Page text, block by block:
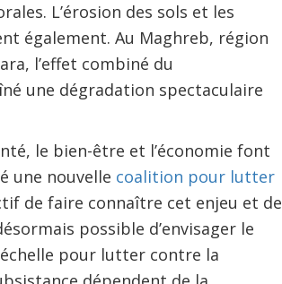
L’érosion des sols et les
également. Au Maghreb, région
l’effet combiné du
une dégradation spectaculaire
le bien-être et l’économie font
une nouvelle coalition pour lutter
de faire connaître cet enjeu et de
possible d’envisager le
pour lutter contre la